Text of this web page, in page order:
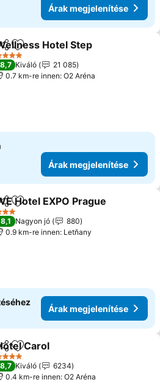
Árak megjelenítése
Hozzáadás a kedvencekhez
Hotel Step
Kategória
8,7 Kiváló
21 085
0.7 km-re innen: O2 Aréna
Árak megjelenítése
Hozzáadás a kedvencekhez
Hotel EXPO Prague
Kategória
8,1 Nagyon jó
880
0.9 km-re innen: Letňany
Árak megjelenítése
Hozzáadás a kedvencekhez
Carol
Kategória
8,7 Kiváló
6234
0.4 km-re innen: O2 Aréna